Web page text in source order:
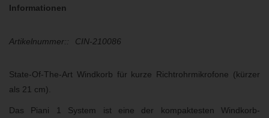
Informationen
Artikelnummer:: CIN-210086
State-Of-The-Art Windkorb für kurze Richtrohrmikrofone (kürzer
als 21 cm).
Das Piani 1 System ist eine der kompaktesten Windkorb-